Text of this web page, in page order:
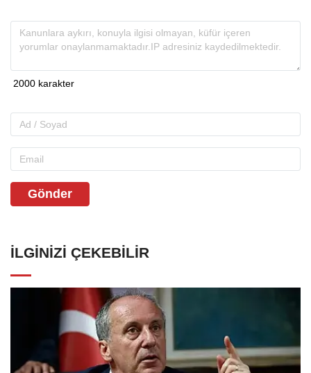
Gönder
İLGINIZI ÇEKEBILIR